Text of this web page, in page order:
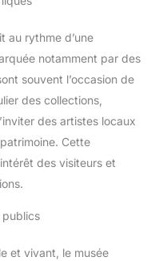
au rythme d’une
notamment par des
souvent l’occasion de
des collections,
des artistes locaux
Cette
des visiteurs et
publics
et vivant, le musée